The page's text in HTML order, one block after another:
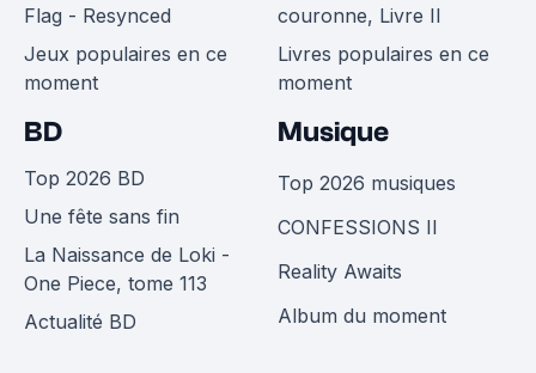
Flag - Resynced
Jeux populaires en ce
moment
couronne, Livre II
Livres populaires en ce
moment
BD
Top 2026 BD
Une fête sans fin
La Naissance de Loki -
One Piece, tome 113
Actualité BD
Musique
Top 2026 musiques
CONFESSIONS II
Reality Awaits
Album du moment